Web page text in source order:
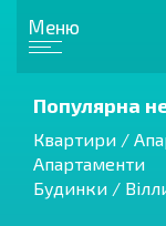
Меню
Популярна
Квартири /
Апартаменти
Будинки /